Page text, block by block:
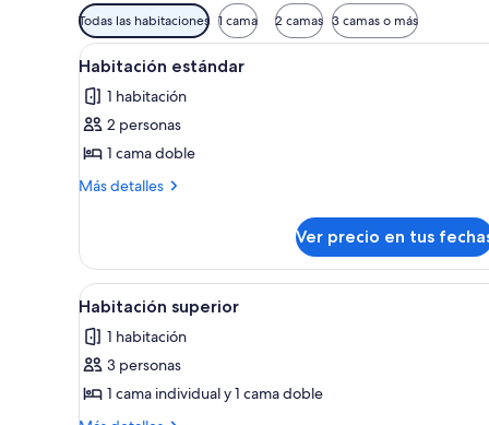
Filtros
disponibles
para
las
habitaciones
Todas las habitaciones 1 cama 2 camas 3 camas o más
Ver
todas
las
fotos
de
Habitación
Una habitación de hotel
9
Habitación estándar
1 habitación
2 personas
1 cama doble
Más detalles
Más
estándar
Ver precio en tus
Ver
todas
las
fotos
de
Habitación
Una habitación de hotel con
6
Habitación superior
1 habitación
3 personas
1 cama individual y 1 cama doble